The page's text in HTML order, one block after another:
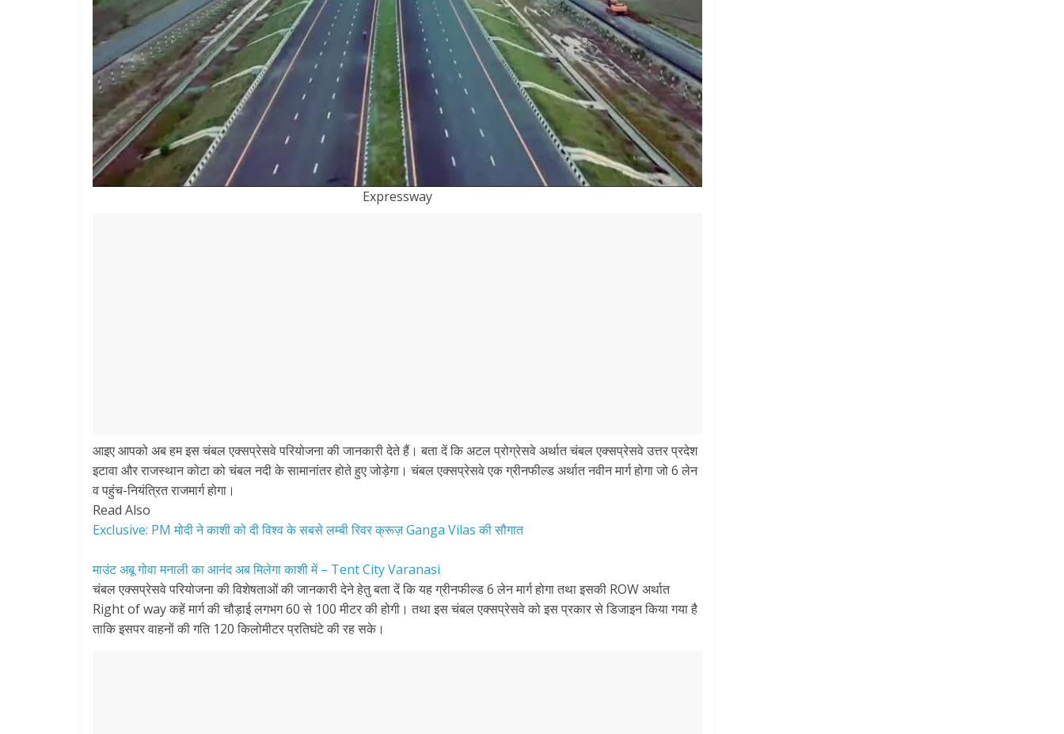
Expressway
आइए आपको अब हम इस चंबल एक्सप्रेसवे परियोजना की जानकारी देते हैं। बता दें कि अटल प्रोग्रेसवे अर्थात चंबल एक्सप्रेसवे उत्तर प्रदेश
इटावा और राजस्थान कोटा को चंबल नदी के सामानांतर होते हुए जोड़ेगा। चंबल एक्सप्रेसवे एक ग्रीनफील्ड अर्थात नवीन मार्ग होगा जो 6 लेन
व पहुंच-नियंत्रित राजमार्ग होगा।
Read Also
Exclusive: PM मोदी ने काशी को दी विश्व के सबसे लम्बी रिवर क्रूज़ Ganga Vilas की सौगात
माउंट अबू गोवा मनाली का आनंद अब मिलेगा काशी में – Tent City Varanasi
चंबल एक्सप्रेसवे परियोजना की विशेषताओं की जानकारी देने हेतु बता दें कि यह ग्रीनफील्ड 6 लेन मार्ग होगा तथा इसकी ROW अर्थात
Right of way कहें मार्ग की चौड़ाई लगभग 60 से 100 मीटर की होगी। तथा इस चंबल एक्सप्रेसवे को इस प्रकार से डिजाइन किया गया है
ताकि इसपर वाहनों की गति 120 किलोमीटर प्रतिघंटे की रह सके।